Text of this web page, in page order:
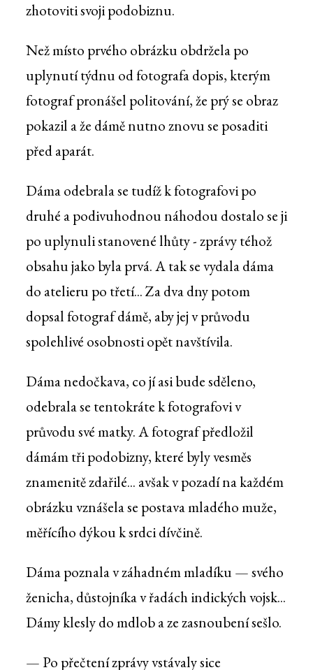
zhotoviti svoji podobiznu.
Než místo prvého obrázku obdržela po
uplynutí týdnu od fotografa dopis, kterým
fotograf pronášel politování, že prý se obraz
pokazil a že dámě nutno znovu se posaditi
před aparát.
Dáma odebrala se tudíž k fotografovi po
druhé a podivuhodnou náhodou dostalo se ji
po uplynuli stanovené lhůty - zprávy téhož
obsahu jako byla prvá. A tak se vydala dáma
do atelieru po třetí... Za dva dny potom
dopsal fotograf dámě, aby jej v průvodu
spolehlivé osobnosti opět navštívila.
Dáma nedočkava, co jí asi bude sděleno,
odebrala se tentokráte k fotografovi v
průvodu své matky. A fotograf předložil
dámám tři podobizny, které byly vesměs
znamenitě zdařilé... avšak v pozadí na každém
obrázku vznášela se postava mladého muže,
měřícího dýkou k srdci dívčině.
Dáma poznala v záhadném mladíku — svého
ženicha, důstojníka v řadách indických vojsk...
Dámy klesly do mdlob a ze zasnoubení sešlo.
— Po přečtení zprávy vstávaly sice